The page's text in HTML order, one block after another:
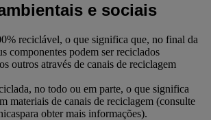
e sociais
reciclável, o que significa que, no final da
componentes podem ser reciclados
outros através de canais de reciclagem
no todo ou em parte, o que significa
materiais de canais de reciclagem (consulte
obter mais informações).